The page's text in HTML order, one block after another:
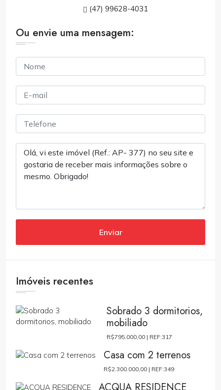
(47) 99628-4031
Ou envie uma mensagem:
Enviar
Imóveis recentes
Sobrado 3 dormitorios,
mobiliado
R$795.000,00 | REF:317
Casa com 2 terrenos
R$2.300.000,00 | REF:349